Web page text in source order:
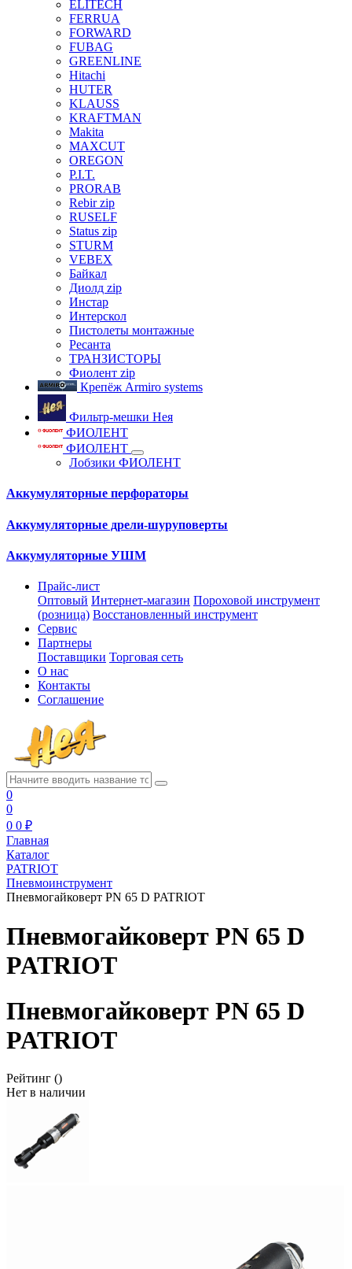
ELITECH
FERRUA
FORWARD
FUBAG
GREENLINE
Hitachi
HUTER
KLAUSS
KRAFTMAN
Makita
MAXCUT
OREGON
P.I.T.
PRORAB
Rebir zip
RUSELF
Status zip
STURM
VEBEX
Байкал
Диолд zip
Инстар
Интерскол
Пистолеты монтажные
Ресанта
ТРАНЗИСТОРЫ
Фиолент zip
Крепёж Armiro systems
Фильтр-мешки Нея
ФИОЛЕНТ
ФИОЛЕНТ
Лобзики ФИОЛЕНТ
Аккумуляторные перфораторы
Аккумуляторные дрели-шуруповерты
Аккумуляторные УШМ
Прайс-лист
Оптовый Интернет-магазин Пороховой инструмент
(розница) Восстановленный инструмент
Сервис
Партнеры
Поставщики Торговая сеть
О нас
Контакты
Соглашение
0
0
0 0 ₽
Главная
Каталог
PATRIOT
Пневмоинструмент
Пневмогайковерт PN 65 D PATRIOT
Пневмогайковерт PN 65 D
PATRIOT
Пневмогайковерт PN 65 D
PATRIOT
Рейтинг ()
Нет в наличии